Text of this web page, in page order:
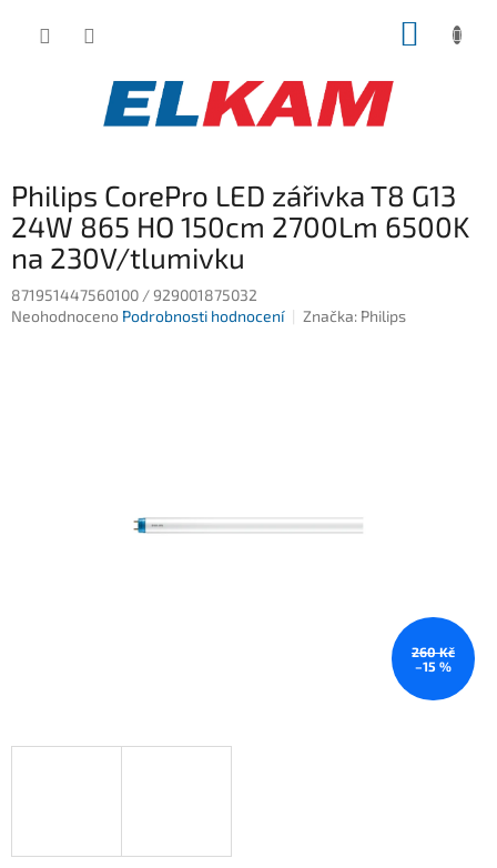
Philips CorePro LED zářivka T8 G13
24W 865 HO 150cm 2700Lm 6500K
na 230V/tlumivku
871951447560100 / 929001875032
Průměrné
Neohodnoceno Podrobnosti hodnocení Značka: Philips
260 Kč
–15 %